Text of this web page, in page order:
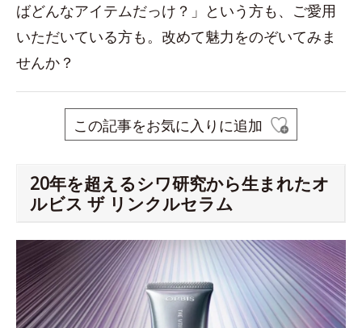
ばどんなアイテムだっけ？」という方も、ご愛用
いただいている方も。改めて魅力をのぞいてみま
せんか？
この記事をお気に入りに追加
20年を超えるシワ研究から生まれたオ
ルビス ザ リンクルセラム